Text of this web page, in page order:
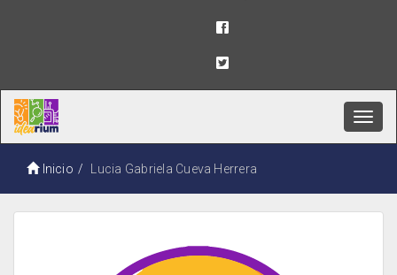
Inicio Lucia Gabriela Cueva Herrera